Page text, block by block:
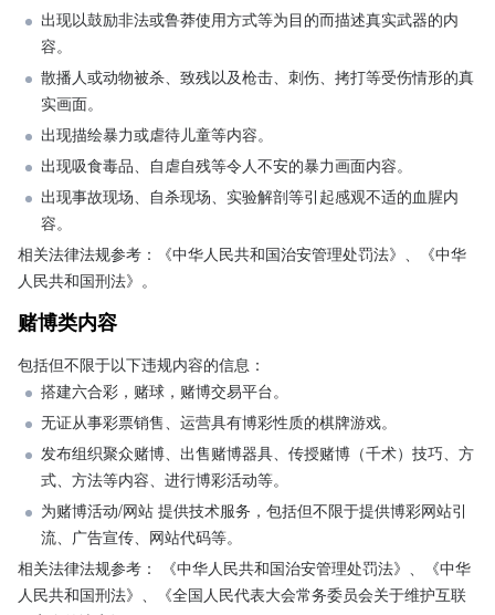
出现以鼓励非法或鲁莽使用方式等为目的而描述真实武器的内
容。
散播人或动物被杀、致残以及枪击、刺伤、拷打等受伤情形的真
实画面。
出现描绘暴力或虐待儿童等内容。
出现吸食毒品、自虐自残等令人不安的暴力画面内容。
出现事故现场、自杀现场、实验解剖等引起感观不适的血腥内
容。
相关法律法规参考：《中华人民共和国治安管理处罚法》、《中华
人民共和国刑法》。
赌博类内容
包括但不限于以下违规内容的信息：
搭建六合彩，赌球，赌博交易平台。
无证从事彩票销售、运营具有博彩性质的棋牌游戏。
发布组织聚众赌博、出售赌博器具、传授赌博（千术）技巧、方
式、方法等内容、进行博彩活动等。
为赌博活动/网站 提供技术服务，包括但不限于提供博彩网站引
流、广告宣传、网站代码等。
相关法律法规参考： 《中华人民共和国治安管理处罚法》、《中华
人民共和国刑法》、《全国人民代表大会常务委员会关于维护互联